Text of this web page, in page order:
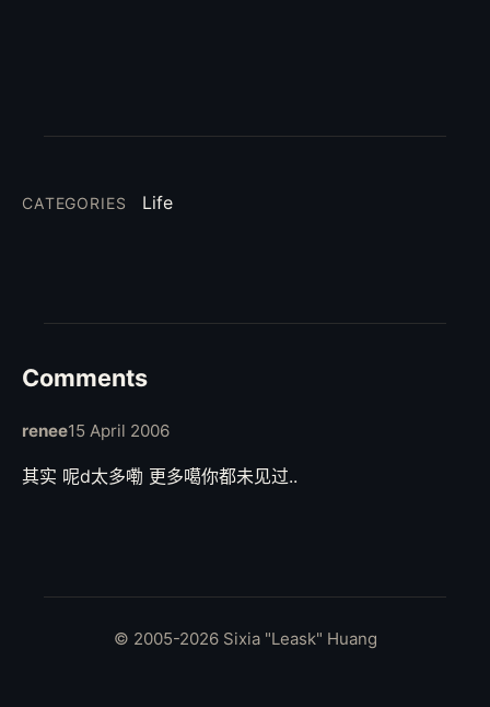
CATEGORIES Life
Comments
renee15 April 2006
其实 呢d太多嘞 更多噶你都未见过..
© 2005-2026 Sixia "Leask" Huang